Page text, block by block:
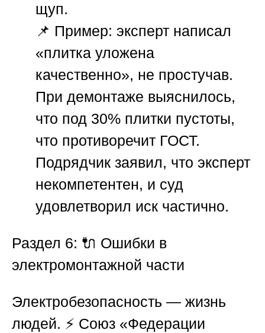
щуп.
📌 Пример: эксперт написал
«плитка уложена
качественно», не простучав.
При демонтаже выяснилось,
что под 30% плитки пустоты,
что противоречит ГОСТ.
Подрядчик заявил, что эксперт
некомпетентен, и суд
удовлетворил иск частично.
Раздел 6: 🔌 Ошибки в
электромонтажной части
Электробезопасность — жизнь
людей. ⚡ Союз «Федерации